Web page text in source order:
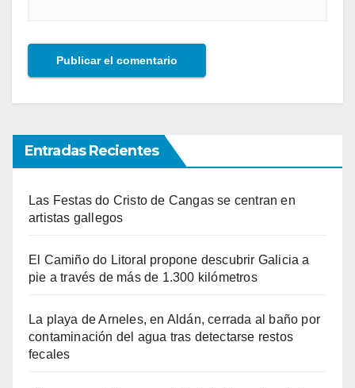
Entradas Recientes
Las Festas do Cristo de Cangas se centran en
artistas gallegos
El Camiño do Litoral propone descubrir Galicia a
pie a través de más de 1.300 kilómetros
La playa de Arneles, en Aldán, cerrada al baño por
contaminación del agua tras detectarse restos
fecales